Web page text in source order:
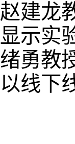
赵建龙
显示实
绪勇教
以线下